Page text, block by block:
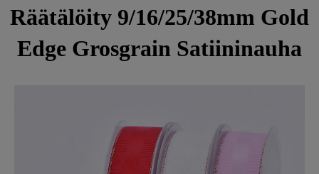
Räätälöity 9/16/25/38mm Gold
Edge Grosgrain Satiininauha